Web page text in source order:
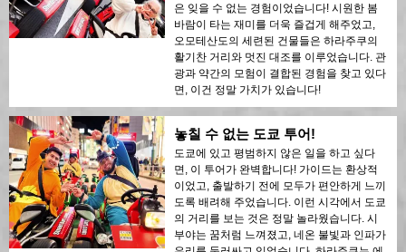
은 잊을 수 없는 경험이었습니다! 시원한 봄
바람이 타는 재미를 더욱 즐겁게 해주었고,
오모테산도의 세련된 건물들은 하라주쿠의
활기찬 거리와 멋진 대조를 이루었습니다. 관
광과 약간의 모험이 결합된 경험을 찾고 있다
면, 이건 정말 가치가 있습니다!
놓칠 수 없는 도쿄 투어!
도쿄에 있고 평범하지 않은 일을 하고 싶다
면, 이 투어가 완벽합니다! 가이드는 환상적
이었고, 출발하기 전에 모두가 편안하게 느끼
도록 배려해 주었습니다. 이런 시각에서 도쿄
의 거리를 보는 것은 정말 놀라웠습니다. 시
부야는 꿈처럼 느껴졌고, 네온 불빛과 인파가